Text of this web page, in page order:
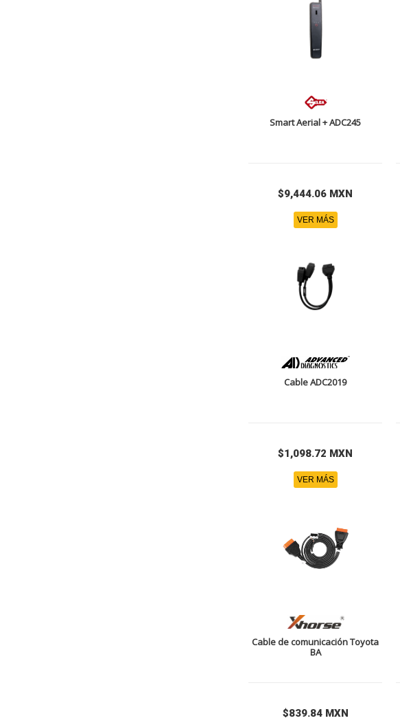
Smart Aerial + ADC245
$9,444.06 MXN
VER MÁS
Cable ADC2019
$1,098.72 MXN
VER MÁS
Cable de comunicación Toyota
BA
$839.84 MXN